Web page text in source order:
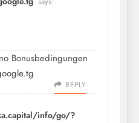
Bonusbedingungen
REPLY
info/go/?